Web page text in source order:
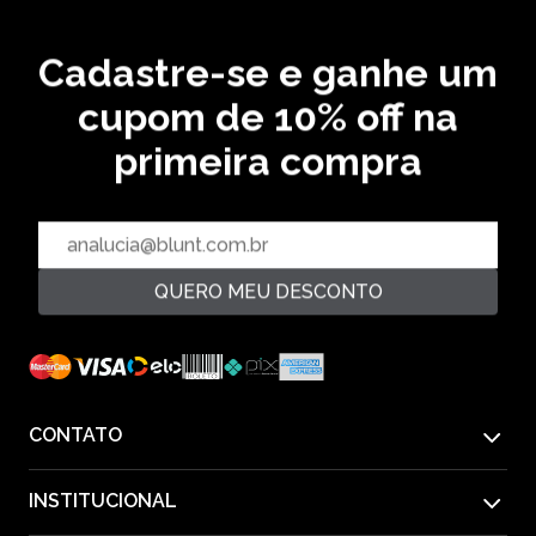
Cadastre-se e ganhe um
cupom de 10% off na
primeira compra
QUERO MEU DESCONTO
CADASTRE SEU EMAIL EM NOSSA NEWSLETTER E
RECEBA EM PRIMEIRA MÃO AS ULTIMAS NOVIDADES
CONTATO
55(11) 2612-1226
INSTITUCIONAL
PAGUE COM